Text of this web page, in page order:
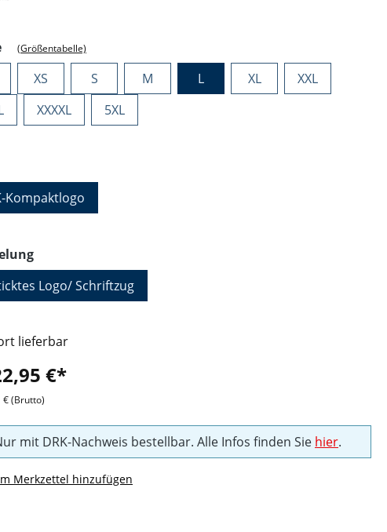
auswählen
(Größentabelle)
XS S M L XL
XXL
XXXXL 5XL
Kompaktlogo
auswählen
Logo/ Schriftzug
lieferbar
€*
€ (Brutto)
mit DRK-Nachweis bestellbar. Alle Infos finden Sie hier.
Merkzettel hinzufügen